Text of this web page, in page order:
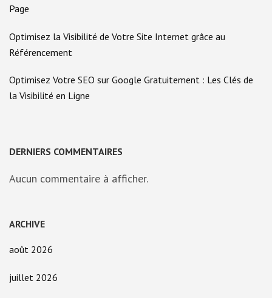
Page
Optimisez la Visibilité de Votre Site Internet grâce au
Référencement
Optimisez Votre SEO sur Google Gratuitement : Les Clés de
la Visibilité en Ligne
DERNIERS COMMENTAIRES
Aucun commentaire à afficher.
ARCHIVE
août 2026
juillet 2026